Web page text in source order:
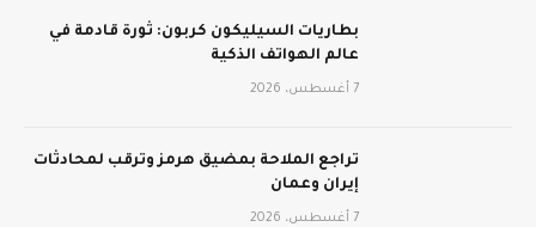
بطاريات السيليكون كربون: ثورة قادمة في
عالم الهواتف الذكية
7 أغسطس، 2026
تراجع الملاحة بمضيق هرمز وترقب لمحادثات
إيران وعمان
7 أغسطس، 2026